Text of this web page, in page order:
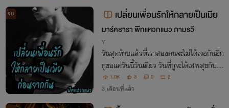
จบ เปลี่ยนเพื่อนรักให้กลายเป็นเมีย
มาร์คธารา พีทแหวกแนว ภามรวี
Y
วันสุดท้ายแล้วที่เราสองคนจะไม่ได้เจอกันอีก
กูขอแค่วันนี้วันเดียว วันที่กูจะได้เสพสุขกับมึ
ง 1.0K 3 0 2
3 เดือนที่แล้ว